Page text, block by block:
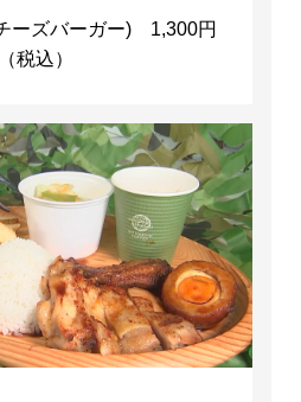
ーズバーガー) 1,300円
（税込）